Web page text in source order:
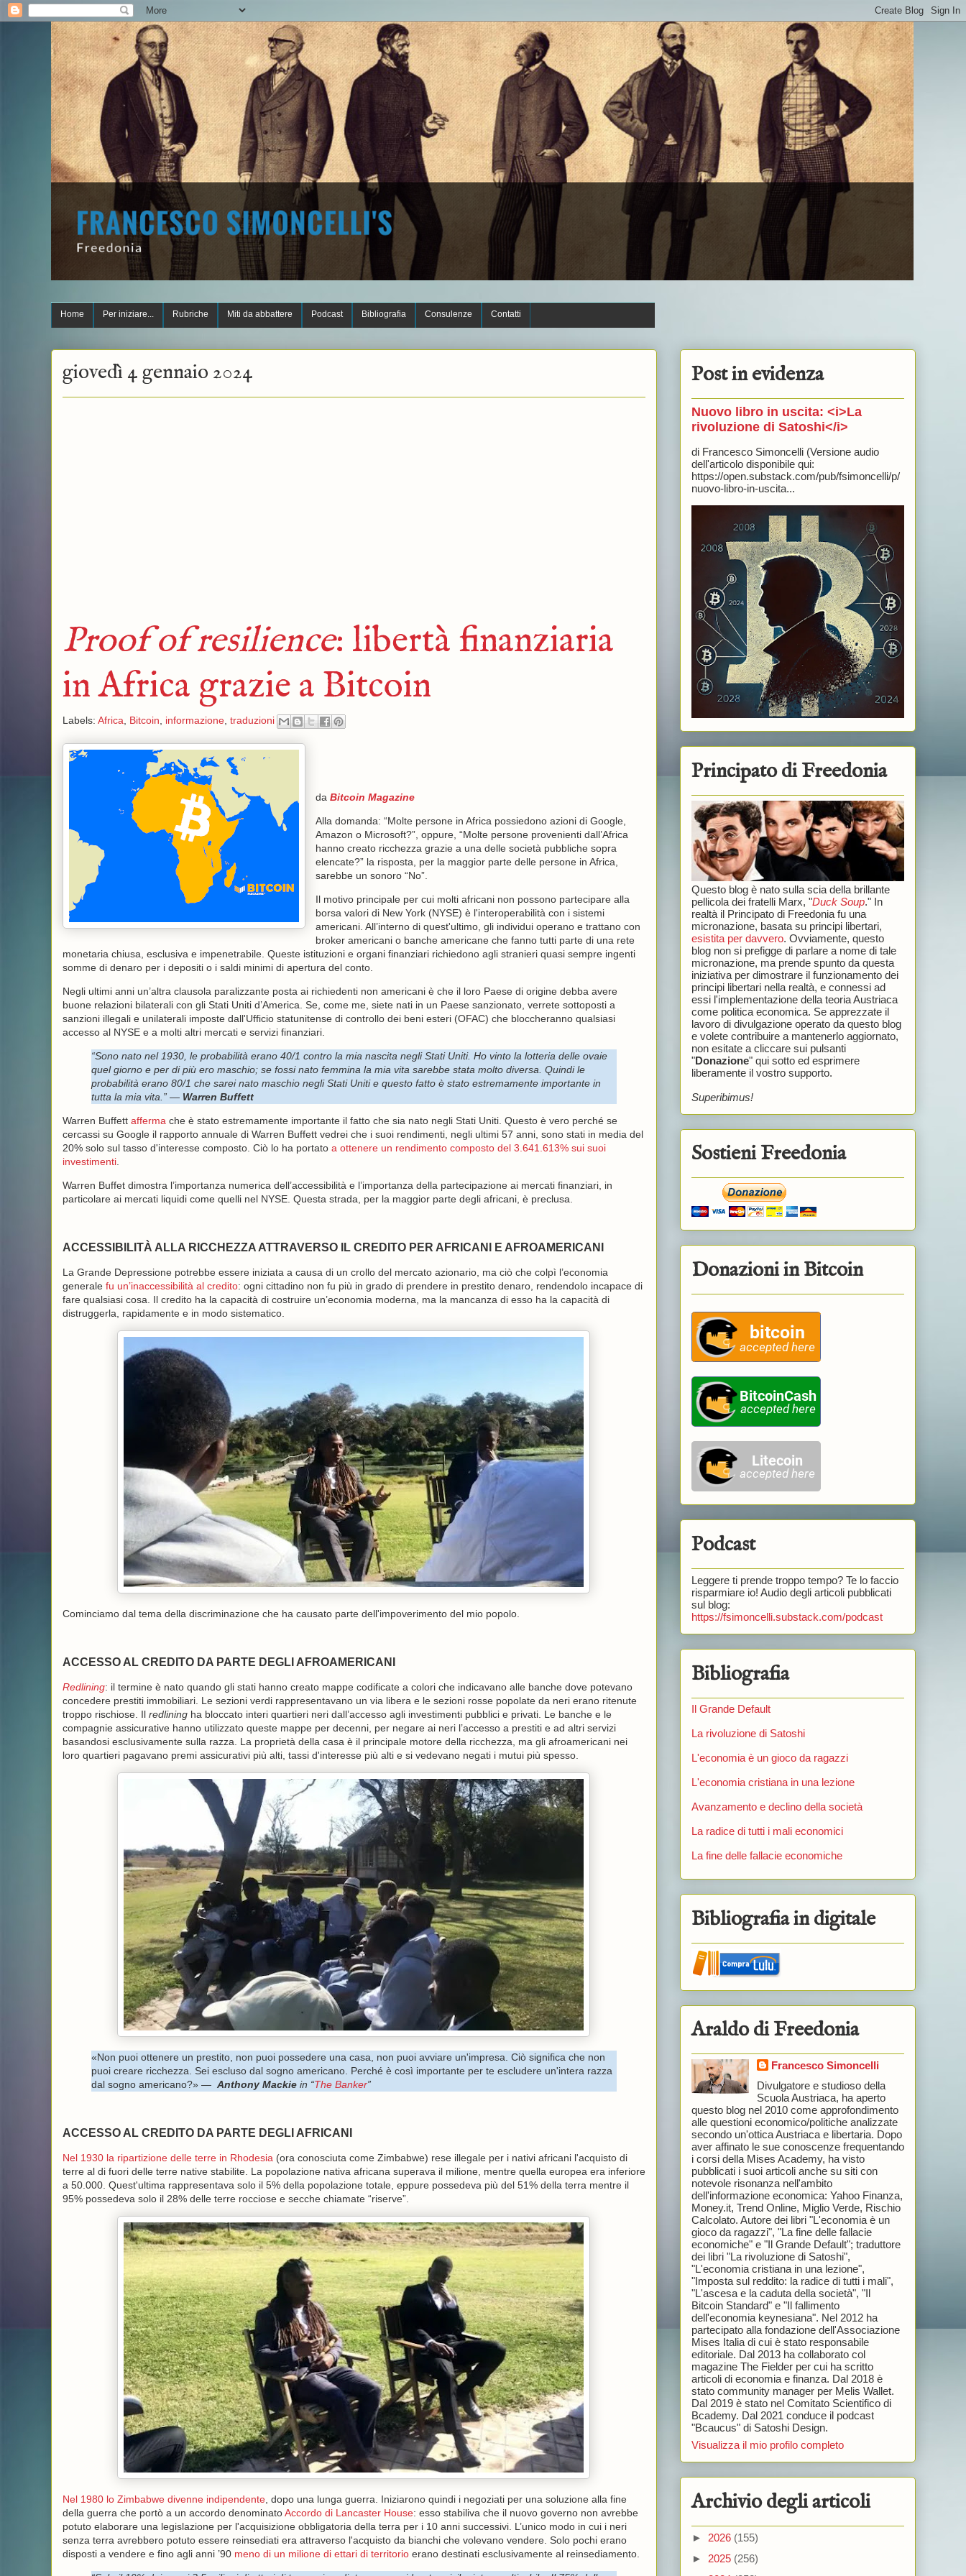
Home Per iniziare... Rubriche Miti da abbattere Podcast Bibliografia Consulenze Contatti
giovedì 4 gennaio 2024
Proof of resilience: libertà finanziaria
in Africa grazie a Bitcoin
Labels: Africa, Bitcoin, informazione, traduzioni
da Bitcoin Magazine
Alla domanda: “Molte persone in Africa possiedono azioni di Google,
Amazon o Microsoft?”, oppure, “Molte persone provenienti dall’Africa
hanno creato ricchezza grazie a una delle società pubbliche sopra
elencate?” la risposta, per la maggior parte delle persone in Africa,
sarebbe un sonoro “No”.
Il motivo principale per cui molti africani non possono partecipare alla
borsa valori di New York (NYSE) è l'interoperabilità con i sistemi
americani. All’interno di quest'ultimo, gli individui operano e trattano con
broker americani o banche americane che fanno tutti parte di una rete
monetaria chiusa, esclusiva e impenetrabile. Queste istituzioni e organi finanziari richiedono agli stranieri quasi sempre ingenti
somme di denaro per i depositi o i saldi minimi di apertura del conto.
Negli ultimi anni un’altra clausola paralizzante posta ai richiedenti non americani è che il loro Paese di origine debba avere
buone relazioni bilaterali con gli Stati Uniti d’America. Se, come me, siete nati in un Paese sanzionato, verrete sottoposti a
sanzioni illegali e unilaterali imposte dall'Ufficio statunitense di controllo dei beni esteri (OFAC) che bloccheranno qualsiasi
accesso al NYSE e a molti altri mercati e servizi finanziari.
“Sono nato nel 1930, le probabilità erano 40/1 contro la mia nascita negli Stati Uniti. Ho vinto la lotteria delle ovaie
quel giorno e per di più ero maschio; se fossi nato femmina la mia vita sarebbe stata molto diversa. Quindi le
probabilità erano 80/1 che sarei nato maschio negli Stati Uniti e questo fatto è stato estremamente importante in
tutta la mia vita.”— Warren Buffett
Warren Buffett afferma che è stato estremamente importante il fatto che sia nato negli Stati Uniti. Questo è vero perché se
cercassi su Google il rapporto annuale di Warren Buffett vedrei che i suoi rendimenti, negli ultimi 57 anni, sono stati in media del
20% solo sul tasso d'interesse composto. Ciò lo ha portato a ottenere un rendimento composto del 3.641.613% sui suoi
investimenti.
Warren Buffet dimostra l’importanza numerica dell’accessibilità e l’importanza della partecipazione ai mercati finanziari, in
particolare ai mercati liquidi come quelli nel NYSE. Questa strada, per la maggior parte degli africani, è preclusa.
ACCESSIBILITÀ ALLA RICCHEZZA ATTRAVERSO IL CREDITO PER AFRICANI E AFROAMERICANI
La Grande Depressione potrebbe essere iniziata a causa di un crollo del mercato azionario, ma ciò che colpì l’economia
generale fu un’inaccessibilità al credito: ogni cittadino non fu più in grado di prendere in prestito denaro, rendendolo incapace di
fare qualsiasi cosa. Il credito ha la capacità di costruire un’economia moderna, ma la mancanza di esso ha la capacità di
distruggerla, rapidamente e in modo sistematico.
Cominciamo dal tema della discriminazione che ha causato parte dell'impoverimento del mio popolo.
ACCESSO AL CREDITO DA PARTE DEGLI AFROAMERICANI
Redlining: il termine è nato quando gli stati hanno creato mappe codificate a colori che indicavano alle banche dove potevano
concedere prestiti immobiliari. Le sezioni verdi rappresentavano un via libera e le sezioni rosse popolate da neri erano ritenute
troppo rischiose. Il redliningha bloccato interi quartieri neri dall’accesso agli investimenti pubblici e privati. Le banche e le
compagnie assicurative hanno utilizzato queste mappe per decenni, per negare ai neri l’accesso a prestiti e ad altri servizi
basandosi esclusivamente sulla razza. La proprietà della casa è il principale motore della ricchezza, ma gli afroamericani nei
loro quartieri pagavano premi assicurativi più alti, tassi d'interesse più alti e si vedevano negati i mutui più spesso.
«Non puoi ottenere un prestito, non puoi possedere una casa, non puoi avviare un'impresa. Ciò significa che non
puoi creare ricchezza. Sei escluso dal sogno americano. Perché è così importante per te escludere un'intera razza
dal sogno americano?» — Anthony Mackiein “The Banker”
ACCESSO AL CREDITO DA PARTE DEGLI AFRICANI
Nel 1930 la ripartizione delle terre in Rhodesia (ora conosciuta come Zimbabwe) rese illegale per i nativi africani l'acquisto di
terre al di fuori delle terre native stabilite. La popolazione nativa africana superava il milione, mentre quella europea era inferiore
a 50.000. Quest'ultima rappresentava solo il 5% della popolazione totale, eppure possedeva più del 51% della terra mentre il
95% possedeva solo il 28% delle terre rocciose e secche chiamate “riserve”.
Nel 1980 lo Zimbabwe divenne indipendente, dopo una lunga guerra. Iniziarono quindi i negoziati per una soluzione alla fine
della guerra che portò a un accordo denominatoAccordo di Lancaster House: esso stabiliva che il nuovo governo non avrebbe
potuto elaborare una legislazione per l'acquisizione obbligatoria della terra per i 10 anni successivi. L’unico modo in cui i neri
senza terra avrebbero potuto essere reinsediati era attraverso l'acquisto da bianchi che volevano vendere. Solo pochi erano
disposti a vendere e fino agli anni ’90 meno di un milione di ettari di territorioerano destinati esclusivamente al reinsediamento.
Post in evidenza
Nuovo libro in uscita: <i>La
rivoluzione di Satoshi</i>
di Francesco Simoncelli (Versione audio
dell'articolo disponibile qui:
https://open.substack.com/pub/fsimoncelli/p/
nuovo-libro-in-uscita...
Principato di Freedonia
Questo blog è nato sulla scia della brillante
pellicola dei fratelli Marx, "Duck Soup." In
realtà il Principato di Freedonia fu una
micronazione, basata su principi libertari,
esistita per davvero. Ovviamente, questo
blog non si prefigge di parlare a nome di tale
micronazione, ma prende spunto da questa
iniziativa per dimostrare il funzionamento dei
principi libertari nella realtà, e connessi ad
essi l'implementazione della teoria Austriaca
come politica economica. Se apprezzate il
lavoro di divulgazione operato da questo blog
e volete contribuire a mantenerlo aggiornato,
non esitate a cliccare sui pulsanti
"Donazione" qui sotto ed esprimere
liberamente il vostro supporto.
Superibimus!
Sostieni Freedonia
Donazioni in Bitcoin
Podcast
Leggere ti prende troppo tempo? Te lo faccio
risparmiare io! Audio degli articoli pubblicati
sul blog:
https://fsimoncelli.substack.com/podcast
Bibliografia
Il Grande Default
La rivoluzione di Satoshi
L'economia è un gioco da ragazzi
L'economia cristiana in una lezione
Avanzamento e declino della società
La radice di tutti i mali economici
La fine delle fallacie economiche
Bibliografia in digitale
Araldo di Freedonia
Francesco Simoncelli
Divulgatore e studioso della
Scuola Austriaca, ha aperto
questo blog nel 2010 come approfondimento
alle questioni economico/politiche analizzate
secondo un'ottica Austriaca e libertaria. Dopo
aver affinato le sue conoscenze frequentando
i corsi della Mises Academy, ha visto
pubblicati i suoi articoli anche su siti con
notevole risonanza nell'ambito
dell'informazione economica: Yahoo Finanza,
Money.it, Trend Online, Miglio Verde, Rischio
Calcolato. Autore dei libri "L'economia è un
gioco da ragazzi", "La fine delle fallacie
economiche" e "Il Grande Default"; traduttore
dei libri "La rivoluzione di Satoshi",
"L'economia cristiana in una lezione",
"Imposta sul reddito: la radice di tutti i mali",
"L'ascesa e la caduta della società", "Il
Bitcoin Standard" e "Il fallimento
dell'economia keynesiana". Nel 2012 ha
partecipato alla fondazione dell'Associazione
Mises Italia di cui è stato responsabile
editoriale. Dal 2013 ha collaborato col
magazine The Fielder per cui ha scritto
articoli di economia e finanza. Dal 2018 è
stato community manager per Melis Wallet.
Dal 2019 è stato nel Comitato Scientifico di
Bcademy. Dal 2021 conduce il podcast
"Bcaucus" di Satoshi Design.
Visualizza il mio profilo completo
Archivio degli articoli
► 2026 (155)
► 2025 (256)